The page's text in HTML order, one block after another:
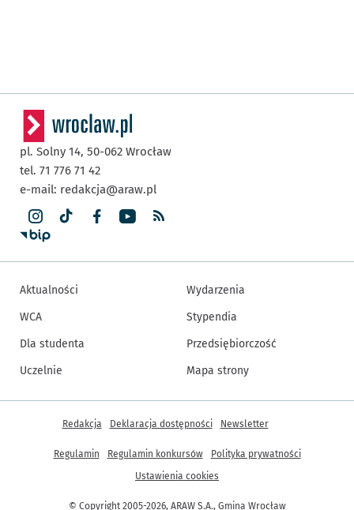
pl. Solny 14, 50-062 Wrocław
tel. 71 776 71 42
e-mail: redakcja@araw.pl
Aktualności
WCA
Dla studenta
Uczelnie
Wydarzenia
Stypendia
Przedsiębiorczość
Mapa strony
© Copyright 2005-2026, ARAW S.A., Gmina Wrocław
Inne informacje
Redakcja Deklaracja dostępności Newsletter
Regulamin Regulamin konkursów
Polityka prywatności
Ustawienia cookies